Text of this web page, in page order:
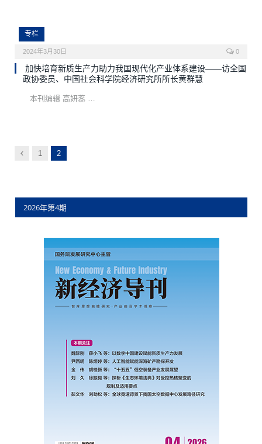
专栏
2024年3月30日 0
加快培育新质生产力助力我国现代化产业体系建设——访全国
政协委员、中国社会科学院经济研究所所长黄群慧
本刊编辑 高妍蕊 …
以
1 2
2026年第4期